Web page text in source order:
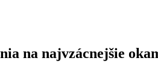
na najvzácnejšie